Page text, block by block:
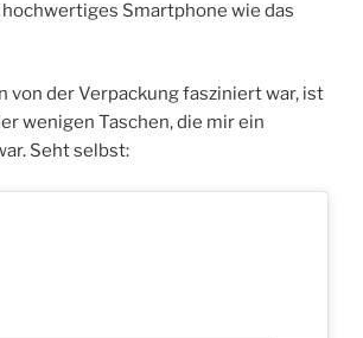
Smartphone wie das
von der Verpackung fasziniert war, ist
wenigen Taschen, die mir ein
Seht selbst: